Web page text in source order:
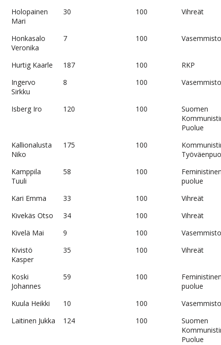
Holopainen
Mari
30 100 Vihreät
Honkasalo
Veronika
7 100
Hurtig Kaarle 187 100
RKP
Ingervo
Sirkku
8 100
Isberg Iro 120 100
Suomen
Puolue
Kallionalusta
Niko
175 100
Kamppila
Tuuli
58 100
puolue
Kari Emma
33 100
Vihreät
Kivekäs Otso
34 100
Vihreät
Kivelä Mai
9 100
Kivistö
Kasper
35 100 Vihreät
Koski
Johannes
59 100
puolue
Kuula Heikki
10 100
Laitinen Jukka
124 100
Suomen
Puolue